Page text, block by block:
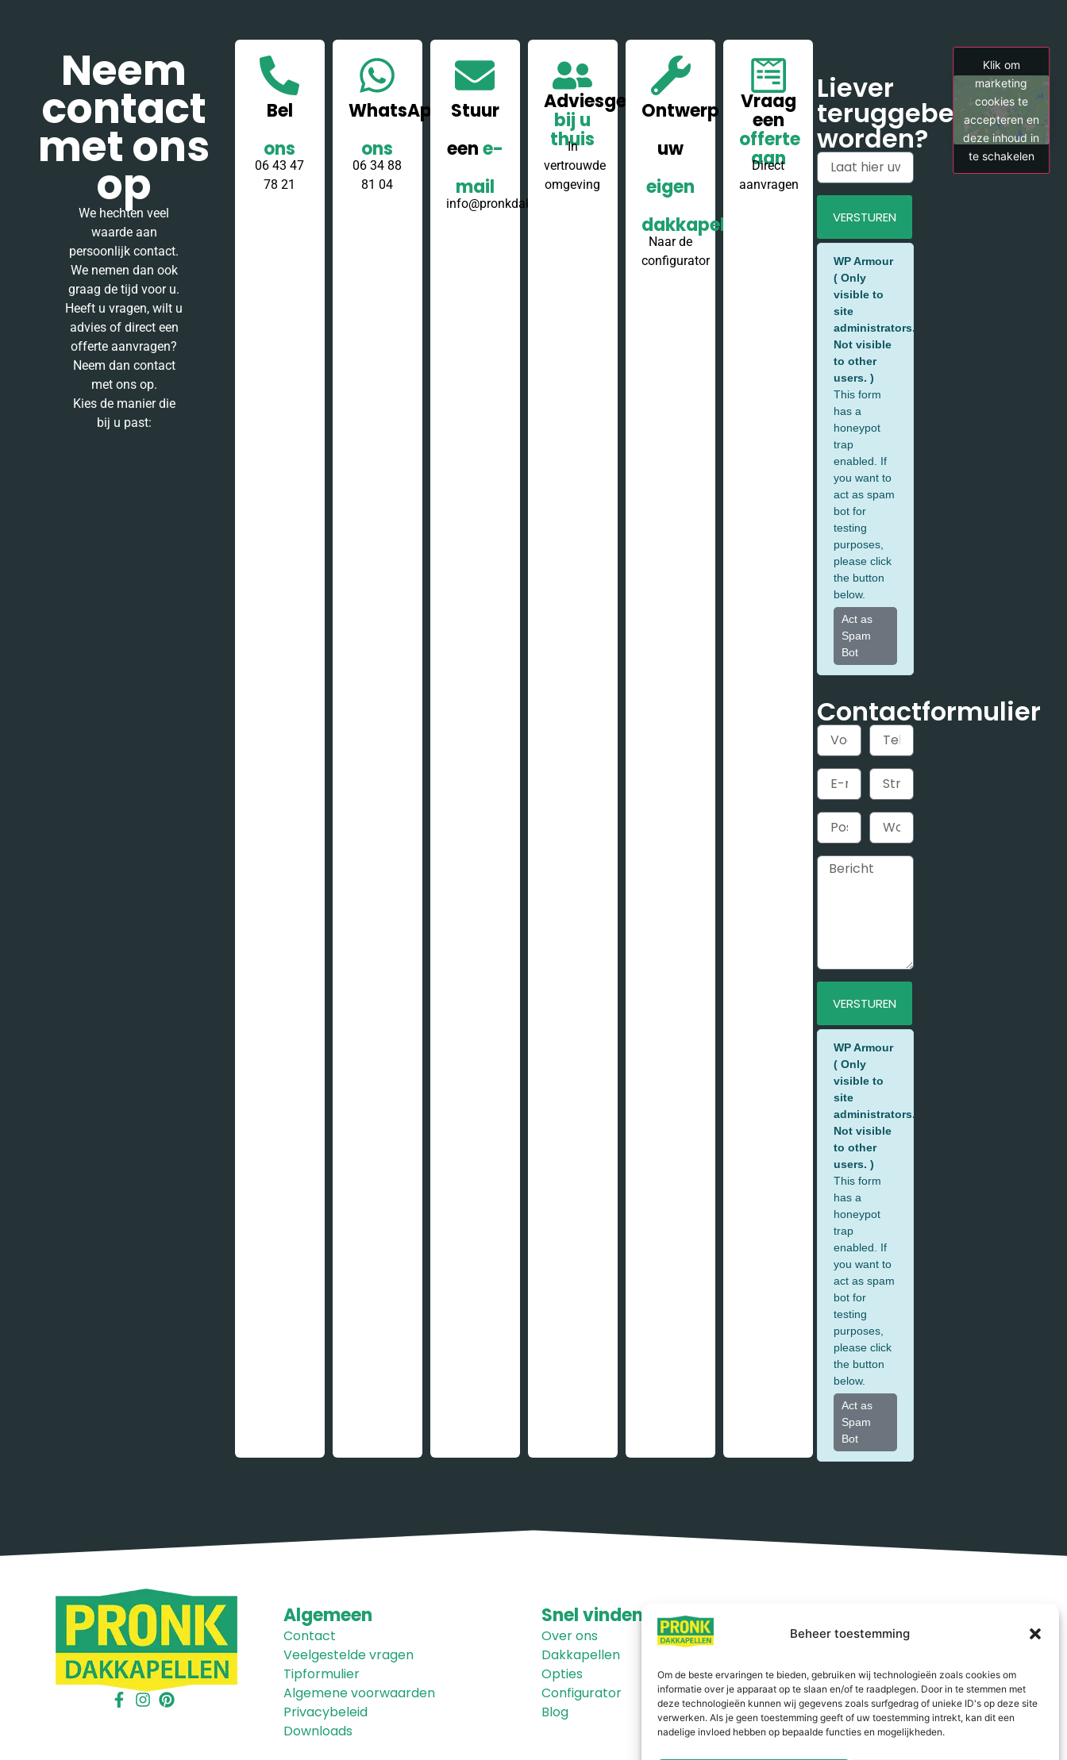
Beheer toestemming
Om de beste ervaringen te bieden, gebruiken wij technologieën zoals cookies om
informatie over je apparaat op te slaan en/of te raadplegen. Door in te stemmen met
deze technologieën kunnen wij gegevens zoals surfgedrag of unieke ID's op deze site
verwerken. Als je geen toestemming geeft of uw toestemming intrekt, kan dit een
nadelige invloed hebben op bepaalde functies en mogelijkheden.
Neem
contact
met ons
op
We hechten veel
waarde aan
persoonlijk contact.
We nemen dan ook
graag de tijd voor u.
Heeft u vragen, wilt u
advies of direct een
offerte aanvragen?
Neem dan contact
met ons op.
Kies de manier die
bij u past:
Bel
ons
06 43 47
78 21
WhatsApp
ons
06 34 88
81 04
Stuur
eene-
mail
info@pronkdakkapellen.nl
Adviesgesprek
bij u
thuis
In
vertrouwde
omgeving
Ontwerp
uw
eigen
dakkapel
Naar de
configurator
Vraag
een
offerte
aan
Direct
aanvragen
Liever
teruggebeld
worden?
VERSTUREN
Alternative:
WP Armour
( Only
visible to
site
administrators.
Not visible
to other
users. )
This form
has a
honeypot
trap
enabled. If
you want to
act as spam
bot for
testing
purposes,
please click
the button
below.
Act as
Spam
Bot
Contactformulier
VERSTUREN
Alternative:
WP Armour
( Only
visible to
site
administrators.
Not visible
to other
users. )
This form
has a
honeypot
trap
enabled. If
you want to
act as spam
bot for
testing
purposes,
please click
the button
below.
Act as
Spam
Bot
Klik om
marketing
cookies te
accepteren en
deze inhoud in
te schakelen
Algemeen
Contact
Veelgestelde vragen
Tipformulier
Algemene voorwaarden
Privacybeleid
Downloads
Snelvinden
Over ons
Dakkapellen
Opties
Configurator
Blog
De Veken 207 C01
(bezoek op afspraak)
06 434 778 21
06 348 881 04